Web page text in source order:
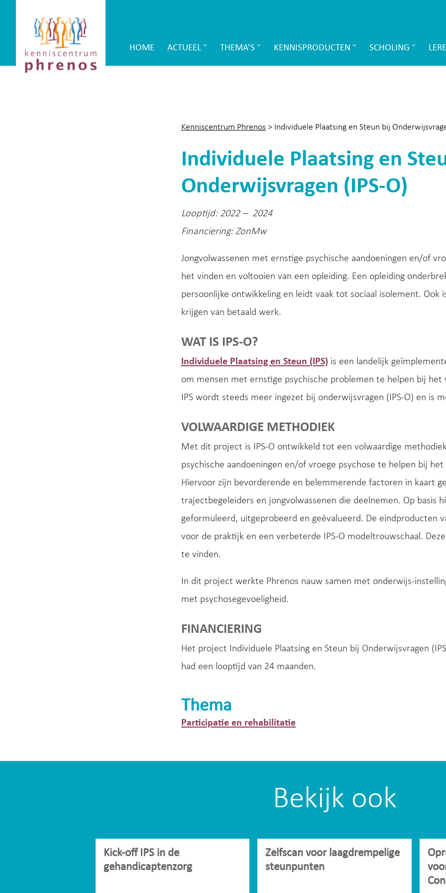
Phrenos
website
Main
HOME ACTUEEL THEMA’S KENNISPRODUCTEN SCHOLING
Kenniscentrum Phrenos > Individuele Plaatsing en Steun bij
Individuele Plaatsing en
Onderwijsvragen (IPS-O)
Looptijd: 2022 – 2024
Financiering: ZonMw
Jongvolwassenen met ernstige psychische aandoeningen en/of
het vinden en voltooien van een opleiding. Een opleiding
persoonlijke ontwikkeling en leidt vaak tot sociaal isolement. Ook
krijgen van betaald werk.
WAT IS IPS-O?
Individuele Plaatsing en Steun (IPS) is een landelijk
om mensen met ernstige psychische problemen te helpen bij
IPS wordt steeds meer ingezet bij onderwijsvragen (IPS-O) en is
VOLWAARDIGE METHODIEK
Met dit project is IPS-O ontwikkeld tot een volwaardige
psychische aandoeningen en/of vroege psychose te helpen bij
Hiervoor zijn bevorderende en belemmerende factoren in kaart
trajectbegeleiders en jongvolwassenen die deelnemen. Op basis
geformuleerd, uitgeprobeerd en geëvalueerd. De eindproducten
voor de praktijk en een verbeterde IPS-O modeltrouwschaal.
te vinden.
In dit project werkte Phrenos nauw samen met onderwijs-
met psychosegevoeligheid.
FINANCIERING
Het project Individuele Plaatsing en Steun bij Onderwijsvragen
had een looptijd van 24 maanden.
Thema
Participatie en rehabilitatie
Bekijk ook
Kick-off IPS in de
gehandicaptenzorg
Zelfscan voor laagdrempelige
steunpunten